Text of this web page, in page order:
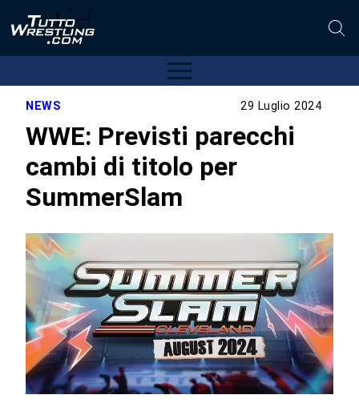
NEWS 29 Luglio 2024
WWE: Previsti parecchi
cambi di titolo per
SummerSlam